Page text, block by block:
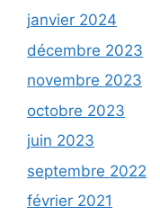
janvier 2024
décembre 2023
novembre 2023
octobre 2023
juin 2023
septembre 2022
février 2021